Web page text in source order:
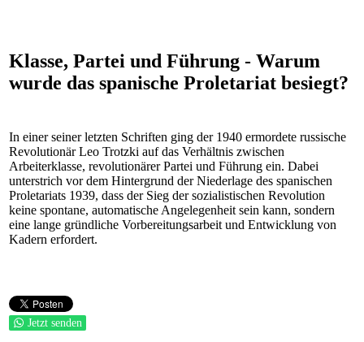
Klasse, Partei und Führung - Warum
wurde das spanische Proletariat besiegt?
In einer seiner letzten Schriften ging der 1940 ermordete russische
Revolutionär Leo Trotzki auf das Verhältnis zwischen
Arbeiterklasse, revolutionärer Partei und Führung ein. Dabei
unterstrich vor dem Hintergrund der Niederlage des spanischen
Proletariats 1939, dass der Sieg der sozialistischen Revolution
keine spontane, automatische Angelegenheit sein kann, sondern
eine lange gründliche Vorbereitungsarbeit und Entwicklung von
Kadern erfordert.
Jetzt senden